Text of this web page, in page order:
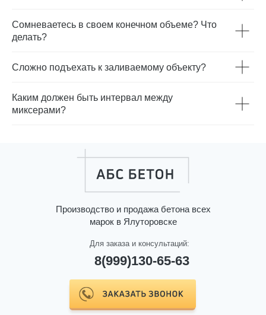
ПЕРВОКЛАССНЫЕ
заводах, именитых MEKAMIX-60
Сомневаетесь в своем конечном объеме? Что
делать?
Сложно подъехать к заливаемому объекту?
Каким должен быть интервал между
миксерами?
Производство и продажа бетона всех
марок в Ялуторовске
8(999)130-65-63
Для заказа и консультаций: